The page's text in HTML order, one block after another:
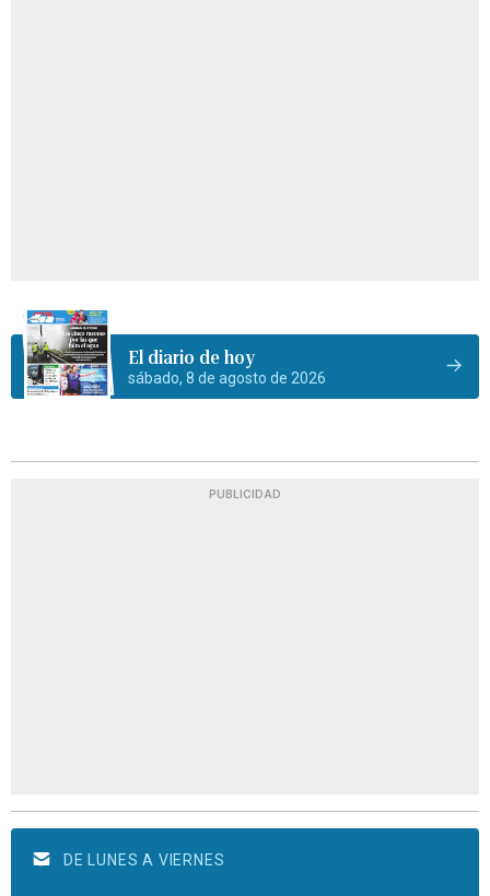
El diario de hoy
sábado, 8 de agosto de 2026
PUBLICIDAD
DE LUNES A VIERNES